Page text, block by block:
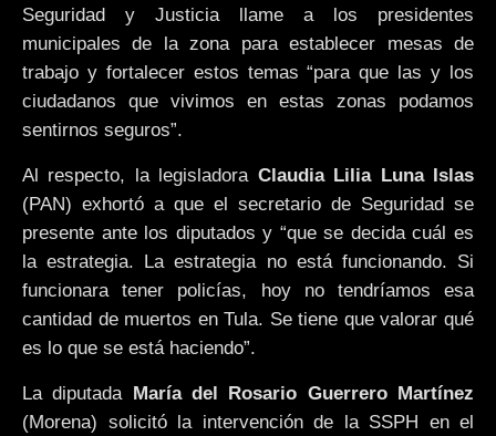
Seguridad y Justicia llame a los presidentes
municipales de la zona para establecer mesas de
trabajo y fortalecer estos temas “para que las y los
ciudadanos que vivimos en estas zonas podamos
sentirnos seguros”.
Al respecto, la legisladora Claudia Lilia Luna Islas
(PAN) exhortó a que el secretario de Seguridad se
presente ante los diputados y “que se decida cuál es
la estrategia. La estrategia no está funcionando. Si
funcionara tener policías, hoy no tendríamos esa
cantidad de muertos en Tula. Se tiene que valorar qué
es lo que se está haciendo”.
La diputada María del Rosario Guerrero Martínez
(Morena) solicitó la intervención de la SSPH en el